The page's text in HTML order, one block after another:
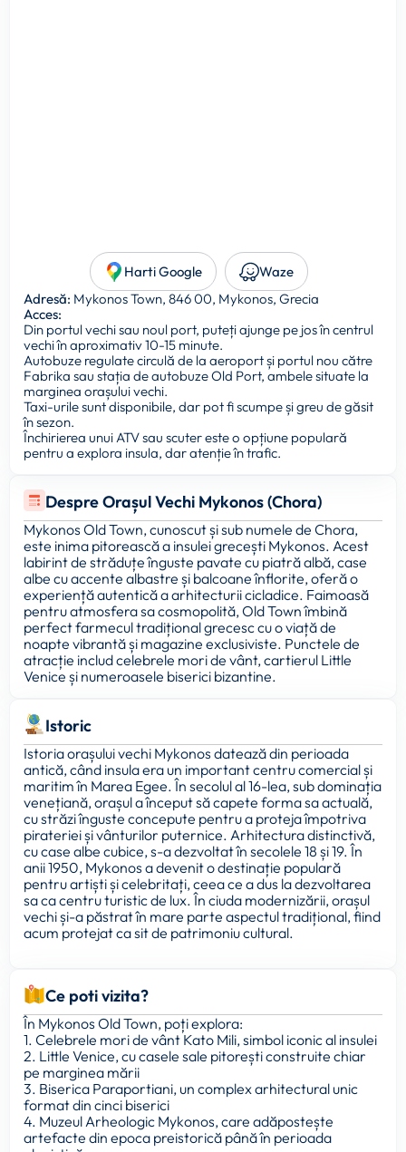
Despre Orașul Vechi Mykonos (Chora)
Mykonos Old Town, cunoscut și sub numele de Chora,
este inima pitorească a insulei grecești Mykonos. Acest
labirint de străduțe înguste pavate cu piatră albă, case
albe cu accente albastre și balcoane înflorite, oferă o
experiență autentică a arhitecturii cicladice. Faimoasă
pentru atmosfera sa cosmopolită, Old Town îmbină
perfect farmecul tradițional grecesc cu o viață de
noapte vibrantă și magazine exclusiviste. Punctele de
atracție includ celebrele mori de vânt, cartierul Little
Venice și numeroasele biserici bizantine.
Istoric
Istoria orașului vechi Mykonos datează din perioada
antică, când insula era un important centru comercial și
maritim în Marea Egee. În secolul al 16-lea, sub dominația
venețiană, orașul a început să capete forma sa actuală,
cu străzi înguste concepute pentru a proteja împotriva
pirateriei și vânturilor puternice. Arhitectura distinctivă,
cu case albe cubice, s-a dezvoltat în secolele 18 și 19. În
anii 1950, Mykonos a devenit o destinație populară
pentru artiști și celebritați, ceea ce a dus la dezvoltarea
sa ca centru turistic de lux. În ciuda modernizării, orașul
vechi și-a păstrat în mare parte aspectul tradițional, fiind
acum protejat ca sit de patrimoniu cultural.
Ce poti vizita?
În Mykonos Old Town, poți explora:
1. Celebrele mori de vânt Kato Mili, simbol iconic al insulei
2. Little Venice, cu casele sale pitorești construite chiar
pe marginea mării
3. Biserica Paraportiani, un complex arhitectural unic
format din cinci biserici
4. Muzeul Arheologic Mykonos, care adăpostește
artefacte din epoca preistorică până în perioada
Harti Google
Waze
Adresă: Mykonos Town, 846 00, Mykonos, Grecia
Acces:
Din portul vechi sau noul port, puteți ajunge pe jos în centrul
vechi în aproximativ 10-15 minute.
Autobuze regulate circulă de la aeroport și portul nou către
Fabrika sau stația de autobuze Old Port, ambele situate la
marginea orașului vechi.
Taxi-urile sunt disponibile, dar pot fi scumpe și greu de găsit
în sezon.
Închirierea unui ATV sau scuter este o opțiune populară
pentru a explora insula, dar atenție în trafic.